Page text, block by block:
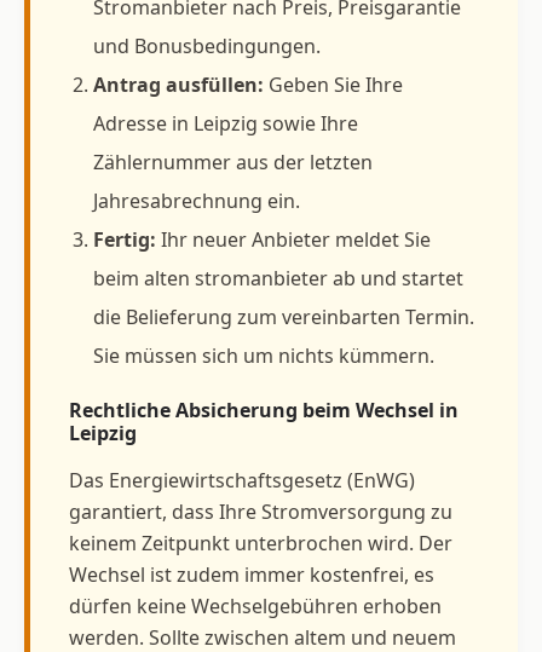
Stromanbieter nach Preis, Preisgarantie
und Bonusbedingungen.
Antrag ausfüllen: Geben Sie Ihre
Adresse in Leipzig sowie Ihre
Zählernummer aus der letzten
Jahresabrechnung ein.
Fertig: Ihr neuer Anbieter meldet Sie
beim alten stromanbieter ab und startet
die Belieferung zum vereinbarten Termin.
Sie müssen sich um nichts kümmern.
Rechtliche Absicherung beim Wechsel in
Leipzig
Das Energiewirtschaftsgesetz (EnWG)
garantiert, dass Ihre Stromversorgung zu
keinem Zeitpunkt unterbrochen wird. Der
Wechsel ist zudem immer kostenfrei, es
dürfen keine Wechselgebühren erhoben
werden. Sollte zwischen altem und neuem